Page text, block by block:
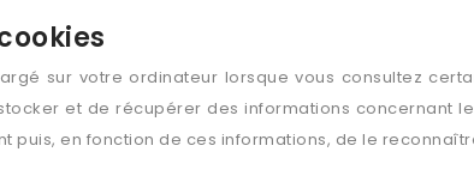
sur votre ordinateur lorsque vous consultez
et de récupérer des informations concernant
puis, en fonction de ces informations, de le